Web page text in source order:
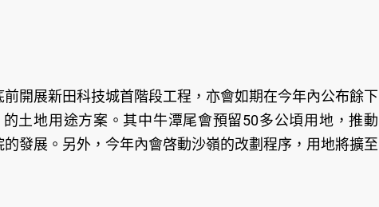
開展新田科技城首階段工程，亦會如期在今年內公布餘下
土地用途方案。其中牛潭尾會預留50多公頃用地，推動
發展。另外，今年內會啓動沙嶺的改劃程序，用地將擴至